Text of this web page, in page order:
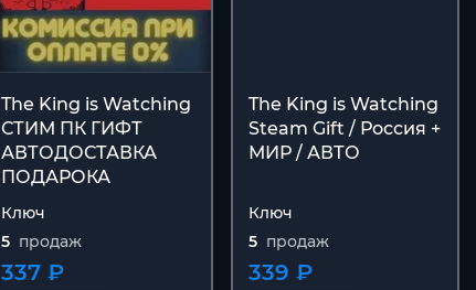
The King is Watching
СТИМ ПК ГИФТ
АВТОДОСТАВКА
ПОДАРОКА
Ключ
5 продаж
337 ₽
The King is Watching
Steam Gift / Россия +
МИР / АВТО
Ключ
5 продаж
339 ₽